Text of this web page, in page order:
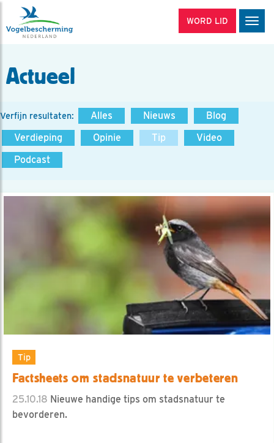
WORD LID
Actueel
Verfijn resultaten: Alles Nieuws
Blog
Verdieping
Opinie Tip
Video
Podcast
Tip
Factsheets om stadsnatuur te verbeteren
25.10.18 Nieuwe handige tips om stadsnatuur te
bevorderen.